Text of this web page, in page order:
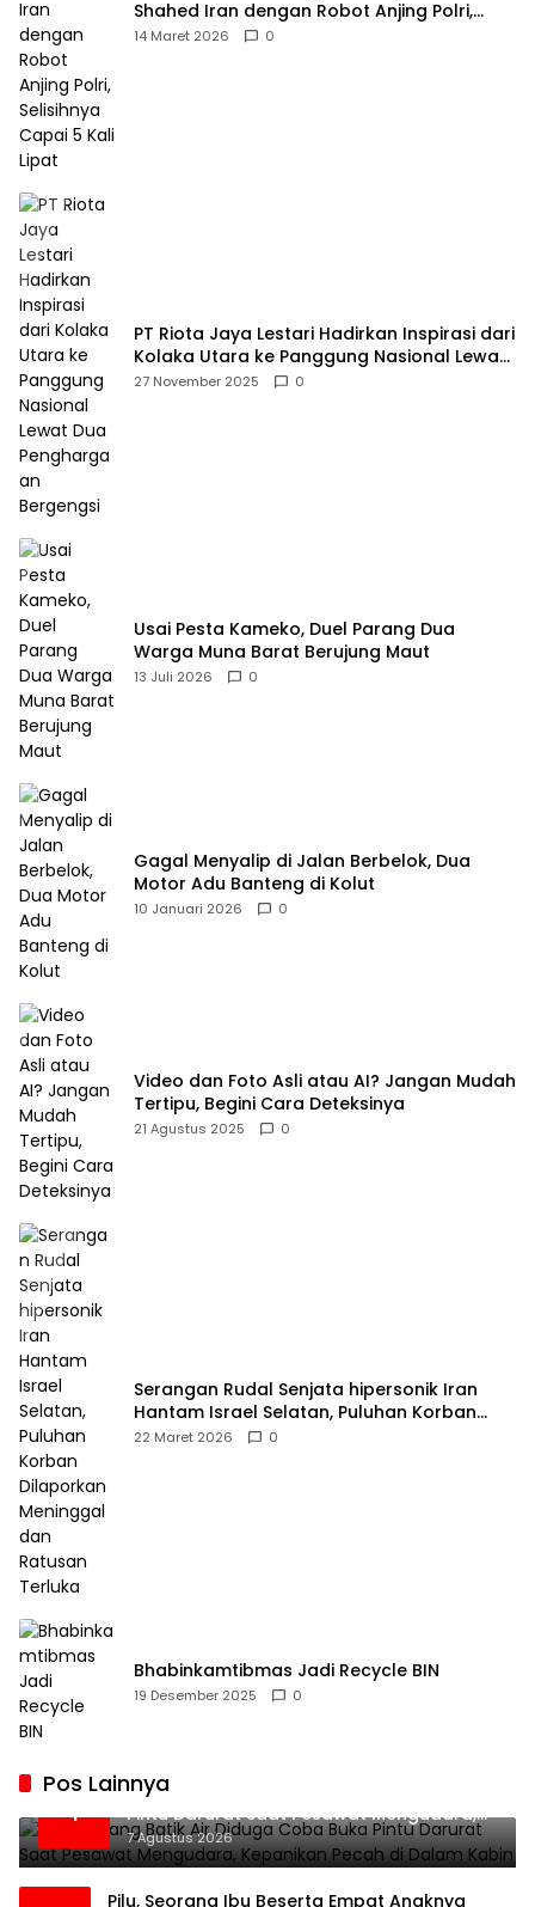
Shahed Iran dengan Robot Anjing Polri,
Selisihnya Capai 5 Kali Lipat
14 Maret 2026 0
PT Riota Jaya Lestari Hadirkan Inspirasi dari
Kolaka Utara ke Panggung Nasional Lewat
Dua Penghargaan Bergengsi
27 November 2025 0
Usai Pesta Kameko, Duel Parang Dua
Warga Muna Barat Berujung Maut
13 Juli 2026 0
Gagal Menyalip di Jalan Berbelok, Dua
Motor Adu Banteng di Kolut
10 Januari 2026 0
Video dan Foto Asli atau AI? Jangan Mudah
Tertipu, Begini Cara Deteksinya
21 Agustus 2025 0
Serangan Rudal Senjata hipersonik Iran
Hantam Israel Selatan, Puluhan Korban
Dilaporkan Meninggal dan Ratusan Terluka
22 Maret 2026 0
Bhabinkamtibmas Jadi Recycle BIN
19 Desember 2025 0
Pos Lainnya
1
Penumpang Batik Air Diduga Coba Buka
Pintu Darurat Saat Pesawat Mengudara,
Kepanikan Pecah di Dalam Kabin
7 Agustus 2026
Pilu, Seorang Ibu Beserta Empat Anaknya